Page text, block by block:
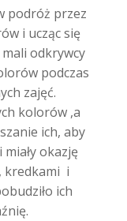
podróż przez
i ucząc się
odkrywcy
podczas
zajęć.
kolorów ,a
ich, aby
okazję
kredkami i
ich